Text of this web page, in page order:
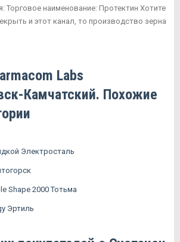
Торговое наименование: Протектин Хотите
и этот канал, то производство зерна
Labs
Камчатский. Похожие
Электросталь
Shape 2000 Тотьма
Эртиль